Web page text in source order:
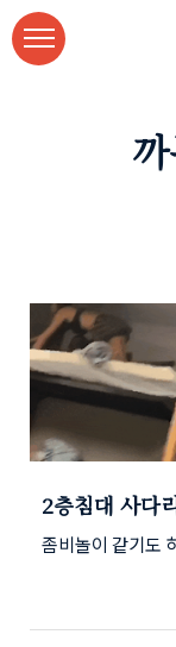
본문 바로가기
2층침대 사다
때 벌어지는 일
좀비놀이 같기도